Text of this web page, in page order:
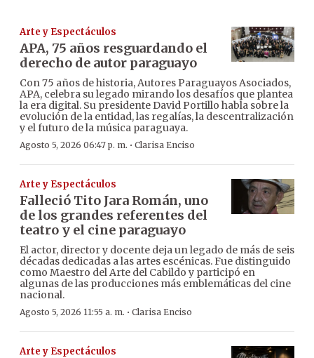
Arte y Espectáculos
APA, 75 años resguardando el
derecho de autor paraguayo
Con 75 años de historia, Autores Paraguayos Asociados,
APA, celebra su legado mirando los desafíos que plantea
la era digital. Su presidente David Portillo habla sobre la
evolución de la entidad, las regalías, la descentralización
y el futuro de la música paraguaya.
Agosto 5, 2026 06:47 p. m. · Clarisa Enciso
Arte y Espectáculos
Falleció Tito Jara Román, uno
de los grandes referentes del
teatro y el cine paraguayo
El actor, director y docente deja un legado de más de seis
décadas dedicadas a las artes escénicas. Fue distinguido
como Maestro del Arte del Cabildo y participó en
algunas de las producciones más emblemáticas del cine
nacional.
Agosto 5, 2026 11:55 a. m. · Clarisa Enciso
Arte y Espectáculos